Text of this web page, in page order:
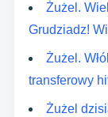
Żużel.
Grudziadz!
Żużel.
transferowy
Żużel